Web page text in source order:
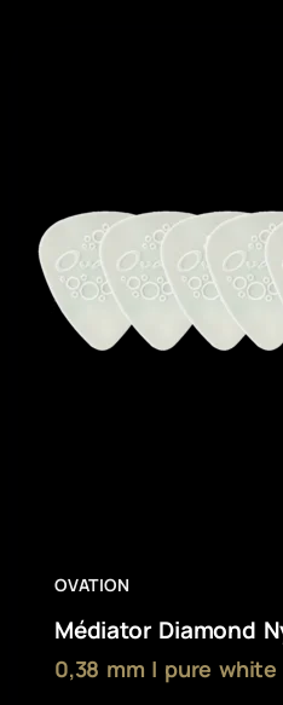
OVATION
Médiator Diamond
0,38 mm | pure white